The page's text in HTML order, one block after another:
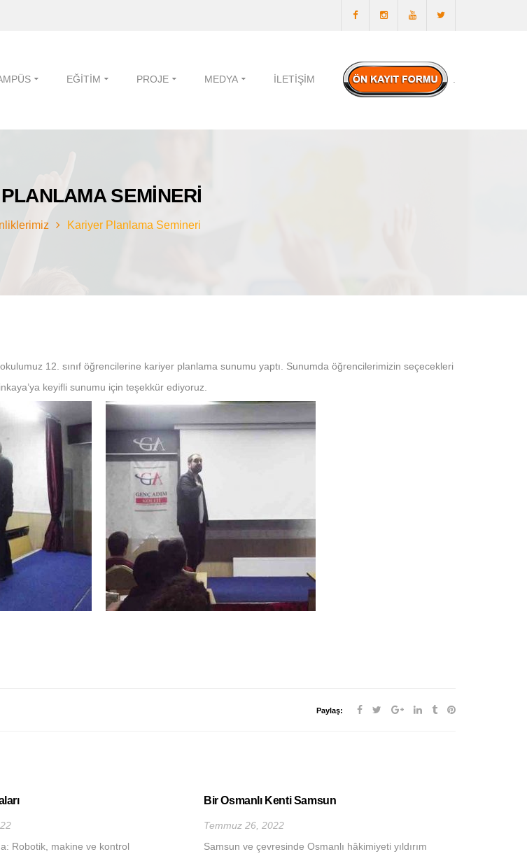
EĞITIM PROJE MEDYA İLETIŞIM .
SEMINERI
Kariyer Planlama Semineri
12. sınıf öğrencilerine kariyer planlama sunumu yaptı. Sunumda öğrencilerimizin seçecekleri
keyifli sunumu için teşekkür ediyoruz.
Paylaş:
Robotik, makine ve kontrol
Bir Osmanlı Kenti Samsun
Temmuz 26, 2022
Samsun ve çevresinde Osmanlı hâkimiyeti yıldırım